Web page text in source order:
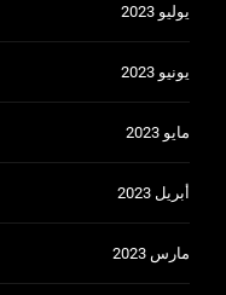
يوليو 2023
يونيو 2023
مايو 2023
أبريل 2023
مارس 2023